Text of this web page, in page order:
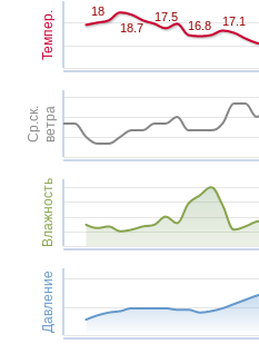
Темпер.
Ср.ск.ветра
Влажность
Давление
18
18
18.7
18.7
17.5
17.5
16.8
16.8 17.1
17.1